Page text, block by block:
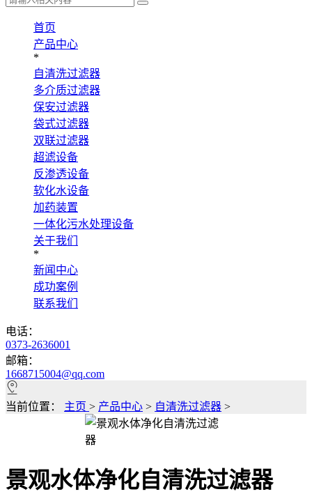
首页
产品中心
*
自清洗过滤器
多介质过滤器
保安过滤器
袋式过滤器
双联过滤器
超滤设备
反渗透设备
软化水设备
加药装置
一体化污水处理设备
关于我们
*
新闻中心
成功案例
联系我们
电话：
0373-2636001
邮箱：
1668715004@qq.com
当前位置： 主页 > 产品中心 > 自清洗过滤器 >
景观水体净化自清洗过滤器